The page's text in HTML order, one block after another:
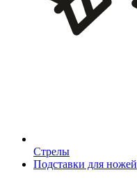
Стрелы
Подставки для ножей